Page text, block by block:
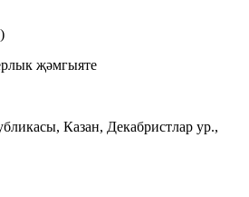
җәмгыяте
Казан, Декабристлар ур.,